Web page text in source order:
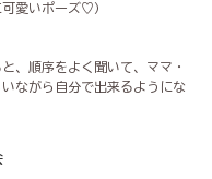
愛いポーズ♡）
、順序をよく聞いて、ママ・
ながら自分で出来るようにな